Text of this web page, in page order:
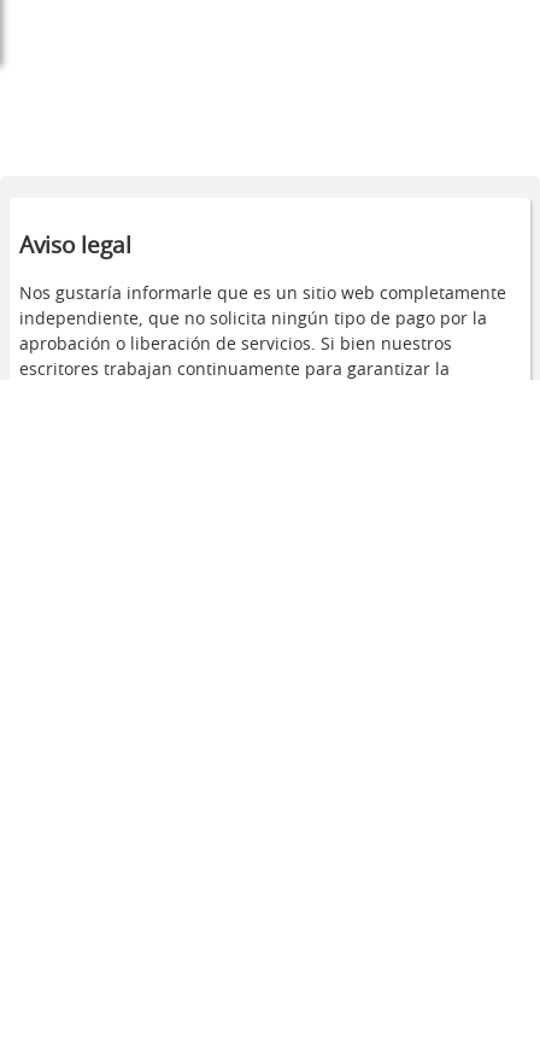
Aviso legal
Nos gustaría informarle que es un sitio web completamente
independiente, que no solicita ningún tipo de pago por la
aprobación o liberación de servicios. Si bien nuestros
escritores trabajan continuamente para garantizar la